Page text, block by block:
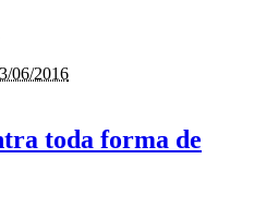
06/2016
toda forma de